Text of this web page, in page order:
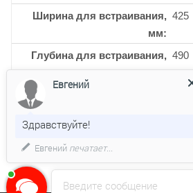
Ширина для встраивания,
мм
425
Глубина для встраивания,
мм
490
Кол-во уровней мощности
Введите сообщение
Евгений
Здравствуйте!
Евгенийпечатает...